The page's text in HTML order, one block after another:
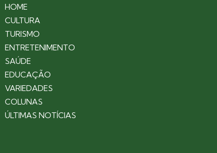
HOME
CULTURA
TURISMO
ENTRETENIMENTO
SAÚDE
EDUCAÇÃO
VARIEDADES
COLUNAS
ÚLTIMAS NOTÍCIAS